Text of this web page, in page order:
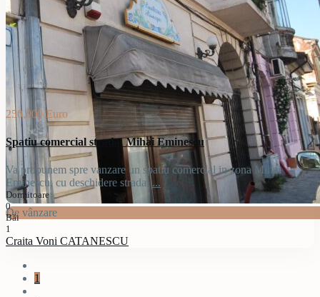
De vânzare
250,000 Euro
Spatiu comercial strada Mihai Eminescu
Va propunem spre vanzare un spatiu comercial in zona Mihai
Eminescu, cu deschidere stradal...
Dormitoare
0
Băi
1
Craita Voni CATANESCU
1